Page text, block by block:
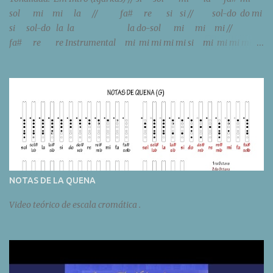
sol mi mi la // fa# re si si // sol-do do mi
si sol-do la la la do-sol mi mi mi //
fa# re re Instrumental mi mi mi mi mi si mi mi mi mi mi
NOTAS DE LA QUENA
Video teórico de escala cromática .